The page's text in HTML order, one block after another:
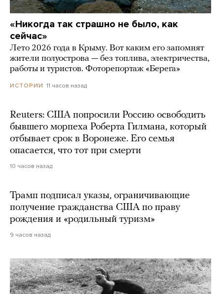
«Никогда так страшно не было, как
сейчас»
Лето 2026 года в Крыму. Вот каким его запомнят
жители полуострова — без топлива, электричества,
работы и туристов. Фоторепортаж «Берега»
ИСТОРИИ 11 часов назад
Reuters: США попросили Россию освободить
бывшего морпеха Роберта Гилмана, который
отбывает срок в Воронеже. Его семья
опасается, что тот при смерти
10 часов назад
Трамп подписал указы, ограничивающие
получение гражданства США по праву
рождения и «родильный туризм»
9 часов назад